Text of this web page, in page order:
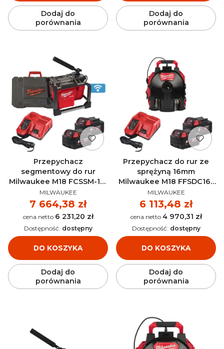
Dodaj do
porównania
Dodaj do
porównania
Przepychacz
segmentowy do rur
Milwaukee M18 FCSSM-121
AKU 18V (12.0 Ah) -
4933478407
PRODUCENT
MILWAUKEE
Cena
7 664,38 zł
Cena 6 231,20 zł
DO KOSZYKA
Dostępność: dostępny
Dodaj do
porównania
Przepychacz do rur ze
sprężyną 16mm
Milwaukee M18 FFSDC16-
502 AKU 18V (2x 5.0 Ah) -
4933459710
PRODUCENT
MILWAUKEE
Cena
6 113,48 zł
Cena 4 970,31 zł
DO KOSZYKA
Dostępność: dostępny
Dodaj do
porównania